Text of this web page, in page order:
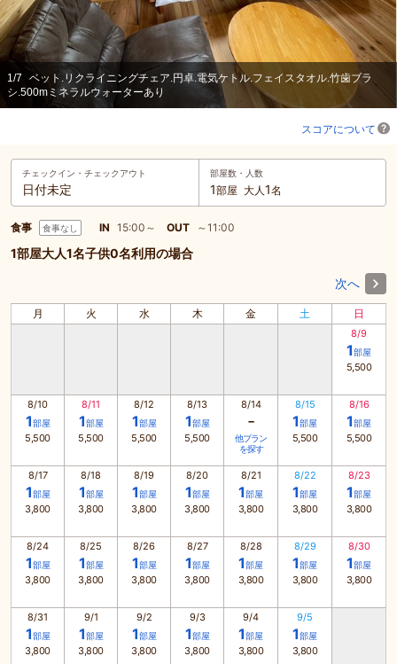
1/7
ベット.リクライニングチェア.円卓.電気ケトル.フェイスタオル.竹歯ブラ
シ.500mミネラルウォーターあり
スコアについて
チェックイン・ チェックアウト
日付未定
部屋数・人数
1部屋 大人1名
食事 食事なし IN 15:00～ OUT ～11:00
1部屋大人1名子供0名利用の場合
次へ
月 火 水 木 金 土 日
8/9
1部屋
5,500
8/10
1部屋
5,500
8/11
1部屋
5,500
8/12
1部屋
5,500
8/13
1部屋
5,500
8/14
-
他プラン
を探す
8/15
1部屋
5,500
8/16
1部屋
5,500
8/17
1部屋
3,800
8/18
1部屋
3,800
8/19
1部屋
3,800
8/20
1部屋
3,800
8/21
1部屋
3,800
8/22
1部屋
3,800
8/23
1部屋
3,800
8/24
1部屋
3,800
8/25
1部屋
3,800
8/26
1部屋
3,800
8/27
1部屋
3,800
8/28
1部屋
3,800
8/29
1部屋
3,800
8/30
1部屋
3,800
8/31
1部屋
3,800
9/1
1部屋
3,800
9/2
1部屋
3,800
9/3
1部屋
3,800
9/4
1部屋
3,800
9/5
1部屋
3,800